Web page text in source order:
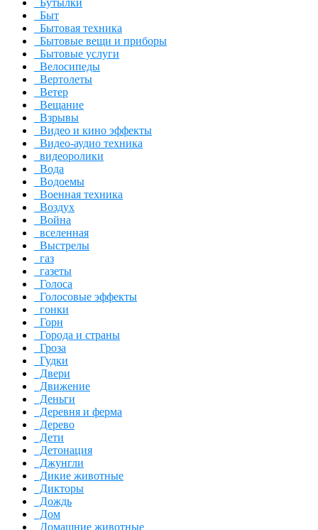
Быт
Бытовая техника
Бытовые вещи и приборы
Бытовые услуги
Велосипеды
Вертолеты
Ветер
Вещание
Взрывы
Видео и кино эффекты
Видео-аудио техника
видеоролики
Вода
Водоемы
Военная техника
Воздух
Война
вселенная
Выстрелы
газ
газеты
Голоса
Голосовые эффекты
гонки
Горн
Города и страны
Гроза
Гудки
Двери
Движение
Деньги
Деревня и ферма
Дерево
Дети
Детонация
Джунгли
Дикие животные
Дикторы
Дождь
Дом
Домашние животные